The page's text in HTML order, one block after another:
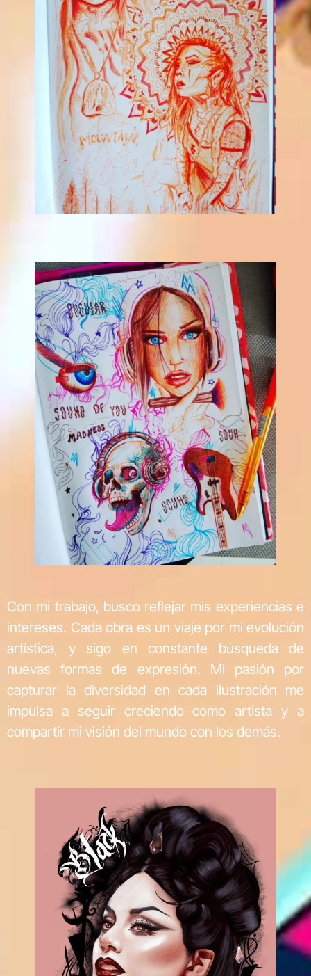
Con mi trabajo, busco reflejar mis experiencias e
intereses. Cada obra es un viaje por mi evolución
artística, y sigo en constante búsqueda de
nuevas formas de expresión. Mi pasión por
capturar la diversidad en cada ilustración me
impulsa a seguir creciendo como artista y a
compartir mi visión del mundo con los demás.